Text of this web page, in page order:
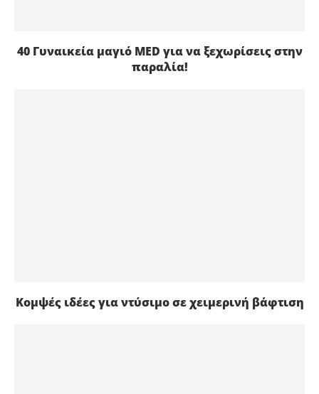
40 Γυναικεία μαγιό MED για να ξεχωρίσεις στην
παραλία!
Κομψές ιδέες για ντύσιμο σε χειμερινή βάφτιση